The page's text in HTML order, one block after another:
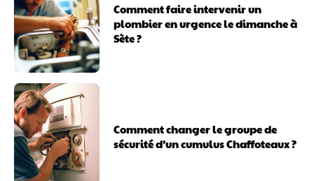
Comment faire intervenir un
plombier en urgence le dimanche à
Sète ?
Comment changer le groupe de
sécurité d’un cumulus Chaffoteaux ?